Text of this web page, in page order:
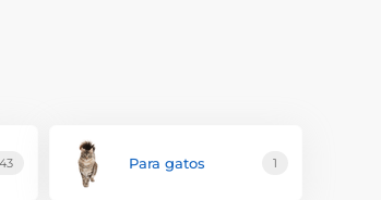
43 Para gatos 1